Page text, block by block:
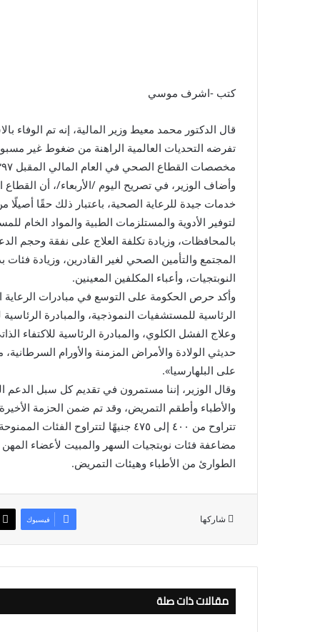
كتب -اشرف موسي
قال الدكتور محمد معيط وزير المالية، إنه تم
تفرضه التحديات العالمية الراهنة من ضغوط غير
مخصصات القطاع الصحي في العام المالي المقبل ٣٩٧ مليار جنيه بزيادة ٩٢,٥ مليار جنيه بما يعادل ٣٠,٤٪؜؜.
وأضاف الوزير، في تصريح اليوم /الأربعاء/، أن
خدمات جيدة للرعاية الصحية، باعتبار ذلك حقًا أصيلًا
لتوفير الأدوية والمستلزمات الطبية والمواد الخام
بالمحافظات، وزيادة تكلفة العلاج على نفقة وحجم
المجتمع والتأمين الصحي لغير القادرين، وزيادة
النوبتجيات، وأعباء المكلفين المعينين.
وأكد حرص الحكومة على التوسع في مبادرات الرعاية
الرئاسية للمستشفيات النموذجية، والمبادرة
وعلاج الفشل الكلوي، والمبادرة الرئاسية للاكتفاء
حديثي الولادة والأمراض المزمنة والأورام
على البلهارسيا».
وقال الوزير، إننا مستمرون في تقديم كل سبل الدعم
والأطباء وأطقم التمريض، وقد تم ضمن الحزمة
مضاعفة فئات نوبتجيات السهر والمبيت لأعضاء
الطوارئ من الأطباء وهيئات التمريض.
شاركها فيسبوك
مقالات ذات صلة